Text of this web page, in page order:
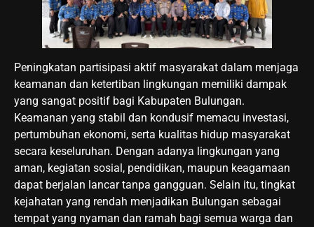
Peningkatan partisipasi aktif masyarakat dalam menjaga
keamanan dan ketertiban lingkungan memiliki dampak
yang sangat positif bagi Kabupaten Bulungan.
Keamanan yang stabil dan kondusif memacu investasi,
pertumbuhan ekonomi, serta kualitas hidup masyarakat
secara keseluruhan. Dengan adanya lingkungan yang
aman, kegiatan sosial, pendidikan, maupun keagamaan
dapat berjalan lancar tanpa gangguan. Selain itu, tingkat
kejahatan yang rendah menjadikan Bulungan sebagai
tempat yang nyaman dan ramah bagi semua warga dan